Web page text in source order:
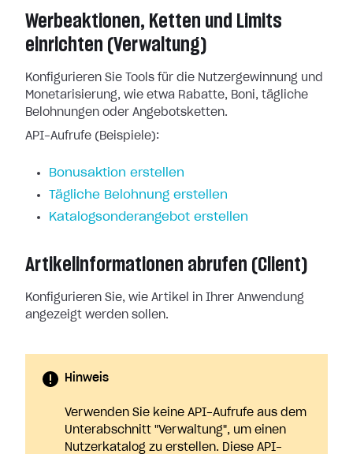
Werbeaktionen, Ketten und Limits
einrichten (Verwaltung)
Konfigurieren Sie Tools für die Nutzergewinnung und
Monetarisierung, wie etwa Rabatte, Boni, tägliche
Belohnungen oder Angebotsketten.
API-Aufrufe (Beispiele):
Bonusaktion erstellen
Tägliche Belohnung erstellen
Katalogsonderangebot erstellen
Artikelinformationen abrufen (Client)
Konfigurieren Sie, wie Artikel in Ihrer Anwendung
angezeigt werden sollen.
Hinweis
Verwenden Sie keine API-Aufrufe aus dem
Unterabschnitt "Verwaltung", um einen
Nutzerkatalog zu erstellen. Diese API-